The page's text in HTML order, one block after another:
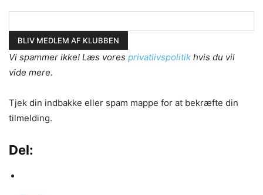
Vi spammer ikke! Læs vores privatlivspolitik hvis du vil
vide mere.
Tjek din indbakke eller spam mappe for at bekræfte din
tilmelding.
Del: